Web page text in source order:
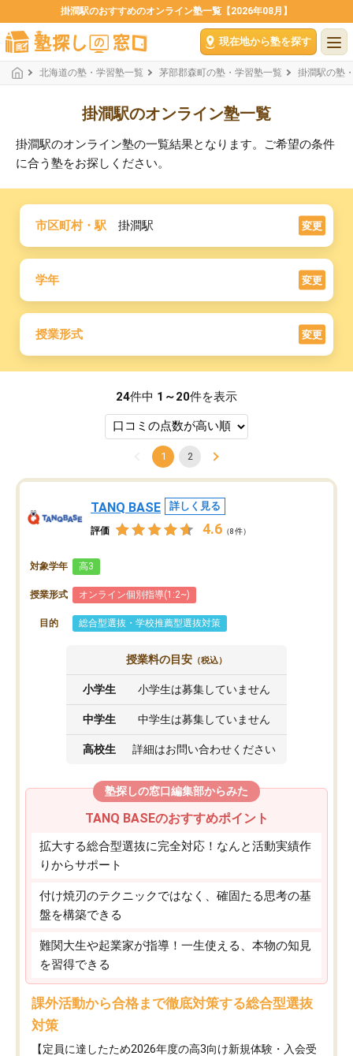
掛澗駅のおすすめのオンライン塾一覧【2026年08月】
現在地から塾を探す
北海道の塾・学習塾一覧 茅部郡森町の塾・学習塾一覧 掛澗駅の塾
掛澗駅のオンライン塾一覧
掛澗駅のオンライン塾の一覧結果となります。ご希望の条件
に合う塾をお探しください。
市区町村・駅 掛澗駅 変更
学年 変更
授業形式 変更
24件中 1～20件を表示
1 2
TANQ BASE 詳しく見る
評価 4.6 （8件）
対象学年 高3
授業形式 オンライン個別指導(1:2~)
目的 総合型選抜・学校推薦型選抜対策
授業料の目安 （税込）
小学生 小学生は募集していません
中学生 中学生は募集していません
高校生 詳細はお問い合わせください
塾探しの窓口編集部からみた
TANQ BASEのおすすめポイント
拡大する総合型選抜に完全対応！なんと活動実績作
りからサポート
付け焼刃のテクニックではなく、確固たる思考の基
盤を構築できる
難関大生や起業家が指導！一生使える、本物の知見
を習得できる
課外活動から合格まで徹底対策する総合型選抜
対策
【定員に達したため2026年度の高3向け新規体験・入会受